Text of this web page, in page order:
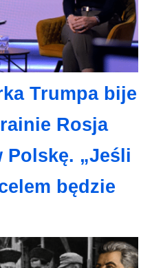
Trumpa bije
Rosja
Polskę. „Jeśli
będzie